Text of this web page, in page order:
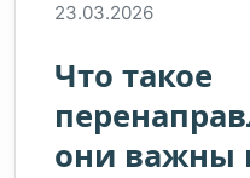
23.03.2026
Что такое
они важны